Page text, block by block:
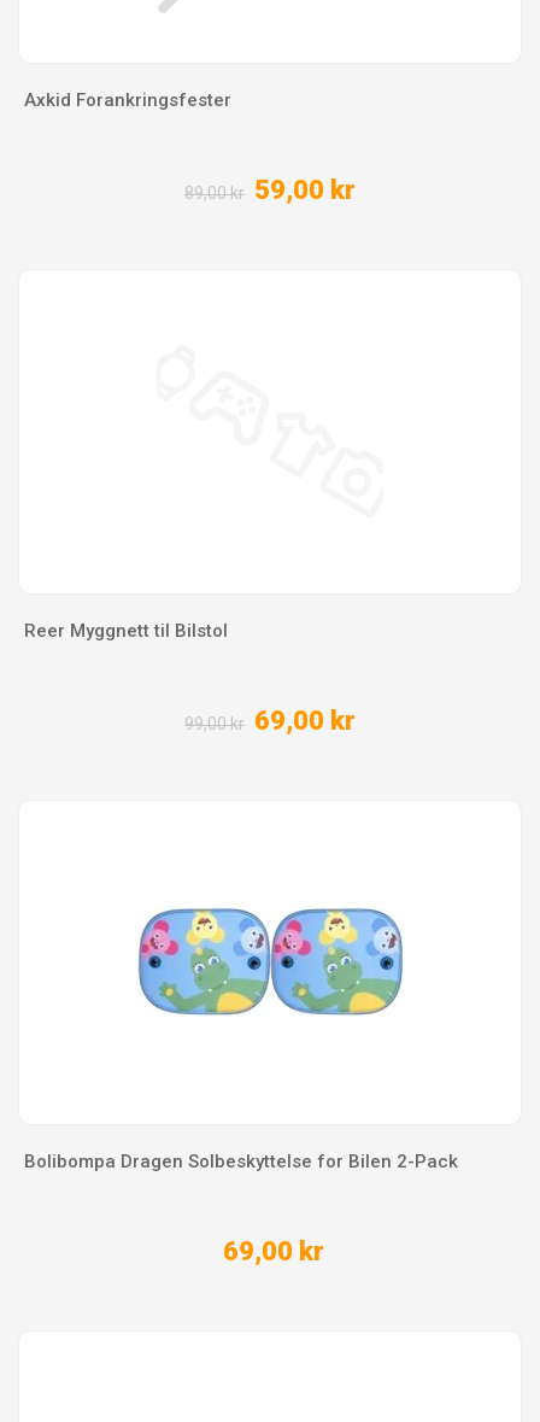
Axkid Forankringsfester
89,00 kr 59,00 kr
Reer Myggnett til Bilstol
99,00 kr 69,00 kr
Bolibompa Dragen Solbeskyttelse for Bilen 2-Pack
69,00 kr